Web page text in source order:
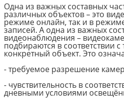
Одна из важных составных
различных объектов – это
режиме онлайн, так и в
записей. А одна из важных
видеонаблюдения –
подбираются в соответствии
конкретный объект. Это
- требуемое разрешение
- чувствительность в
дневными условиями